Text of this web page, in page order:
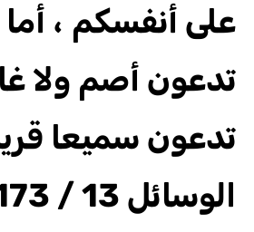
على أنفسكم ، أما
تدعون أصم ولا
تدعون سميعا
الوسائل 13 / 173).